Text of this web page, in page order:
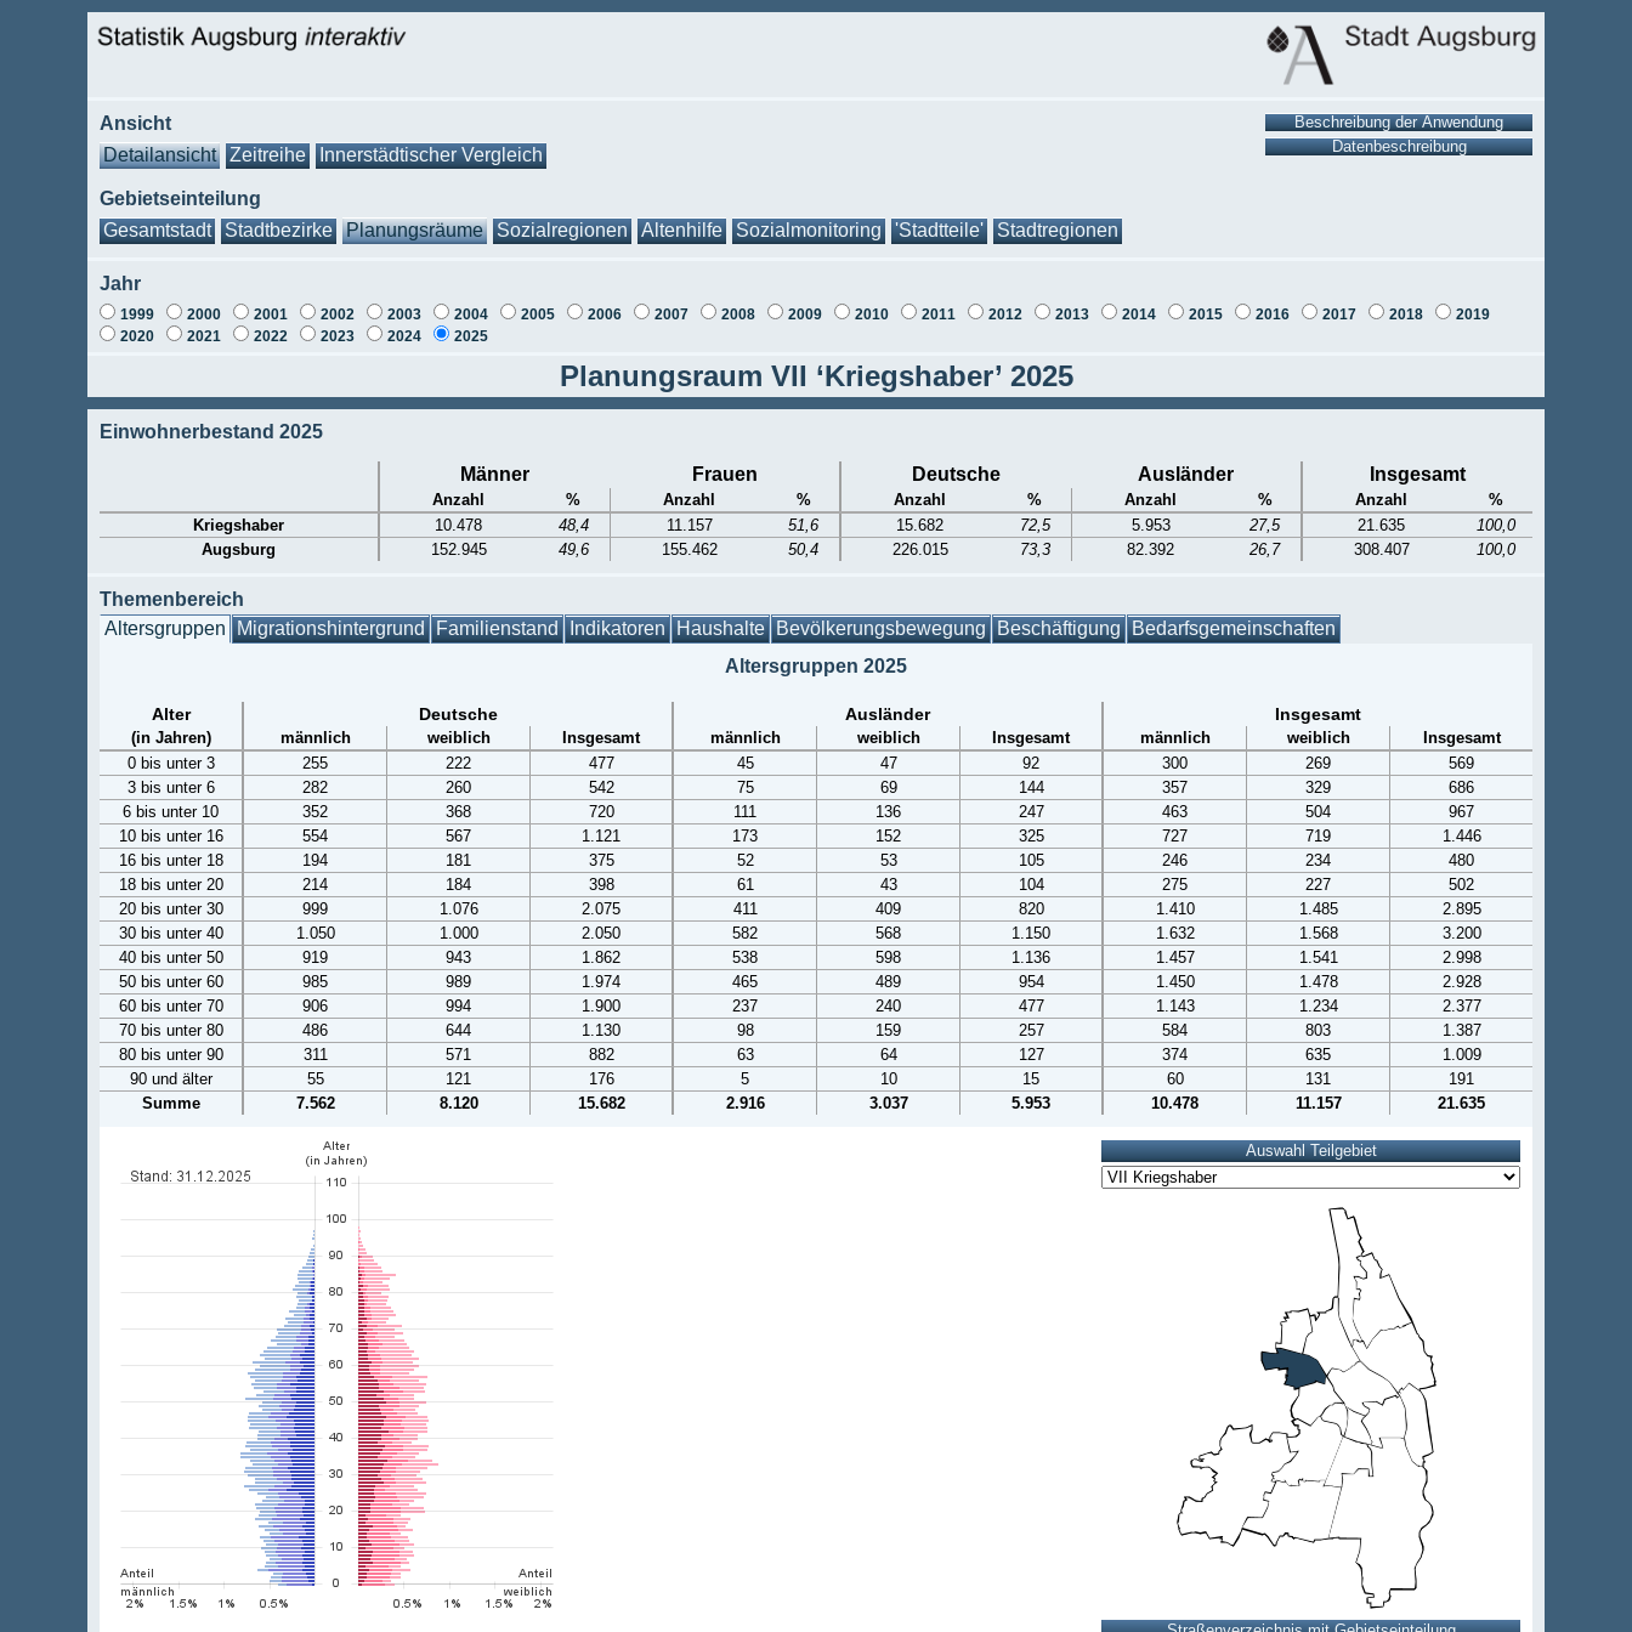
Ansicht
Detailansicht
Zeitreihe Innerstädtischer Vergleich
Gebietseinteilung
Gesamtstadt
Stadtbezirke Planungsräume Sozialregionen Altenhilfe Sozialmonitoring 'Stadtteile' Stadtregionen
Jahr
1999 2000 2001 2002 2003 2004 2005 2006 2007 2008 2009 2010 2011 2012 2013 2014 2015 2016 2017 2018
2019
2020
2021 2022 2023 2024 2025
Planungsraum VII ‘Kriegshaber’ 2025
Einwohnerbestand 2025
Männer Frauen Deutsche Ausländer Insgesamt
Anzahl % Anzahl % Anzahl % Anzahl % Anzahl
%
Kriegshaber
10.478 48,4 11.157 51,6 15.682 72,5 5.953 27,5 21.635
100,0
Augsburg
152.945 49,6 155.462 50,4 226.015 73,3 82.392 26,7 308.407 100,0
Themenbereich
Altersgruppen Migrationshintergrund Familienstand Indikatoren Haushalte Bevölkerungsbewegung Beschäftigung Bedarfsgemeinschaften
Altersgruppen 2025
Alter Deutsche Ausländer Insgesamt
(in Jahren) männlich weiblich Insgesamt männlich weiblich Insgesamt männlich weiblich
Insgesamt
0 bis unter 3
255 222 477 45 47 92 300 269
569
3 bis unter 6
282 260 542 75 69 144 357 329
686
6 bis unter 10
352 368 720 111 136 247 463 504
967
10 bis unter 16
554 567 1.121 173 152 325 727 719
1.446
16 bis unter 18
194 181 375 52 53 105 246 234
480
18 bis unter 20
214 184 398 61 43 104 275 227
502
20 bis unter 30
999 1.076 2.075 411 409 820 1.410 1.485
2.895
30 bis unter 40
1.050 1.000 2.050 582 568 1.150 1.632 1.568
3.200
40 bis unter 50
919 943 1.862 538 598 1.136 1.457 1.541
2.998
50 bis unter 60
985 989 1.974 465 489 954 1.450 1.478
2.928
60 bis unter 70
906 994 1.900 237 240 477 1.143 1.234
2.377
70 bis unter 80
486 644 1.130 98 159 257 584 803
1.387
80 bis unter 90
311 571 882 63 64 127 374 635
1.009
90 und älter
55 121 176 5 10 15 60 131
191
Summe
7.562 8.120 15.682 2.916 3.037 5.953 10.478 11.157 21.635